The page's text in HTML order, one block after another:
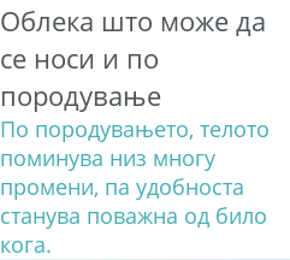
Облека што може да
се носи и по
породување
По породувањето, телото
поминува низ многу
промени, па удобноста
станува поважна од било
кога.